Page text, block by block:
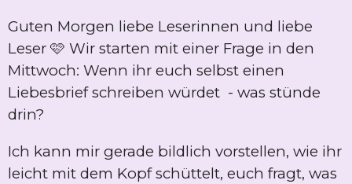
Guten Morgen liebe Leserinnen und liebe
Leser 🩷 Wir starten mit einer Frage in den
Mittwoch: Wenn ihr euch selbst einen
Liebesbrief schreiben würdet - was stünde
drin?
Ich kann mir gerade bildlich vorstellen, wie ihr
leicht mit dem Kopf schüttelt, euch fragt, was